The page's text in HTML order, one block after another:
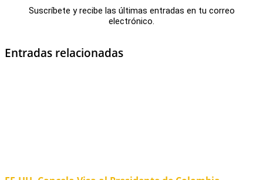
Suscríbete y recibe las últimas entradas en tu correo
electrónico.
Entradas relacionadas